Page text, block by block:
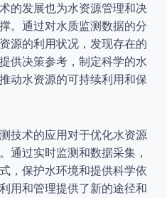
的发展也为水资源管理和决
。通过对水质监测数据的分
源的利用状况，发现存在的
供决策参考，制定科学的水
动水资源的可持续利用和保
技术的应用对于优化水资源
通过实时监测和数据采集，
，保护水环境和提供科学依
用和管理提供了新的途径和